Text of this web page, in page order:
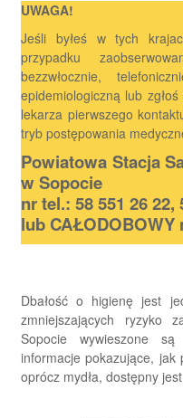
UWAGA!
Jeśli byłeś w tych
przypadku
bezzwłocznie,
epidemiologiczną lub
lekarza pierwszego
tryb postępowania
Powiatowa Stacja
w Sopocie
nr tel.: 58 551 26 22,
lub CAŁODOBOWY
Dbałość o higienę jest
zmniejszających ryzyko
Sopocie wywieszone
informacje pokazujące, jak
oprócz mydła, dostępny